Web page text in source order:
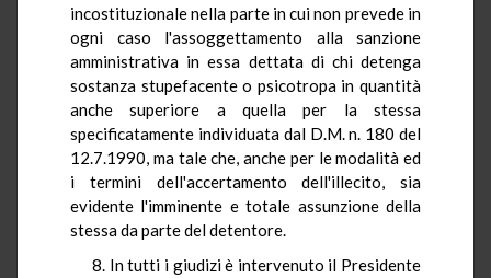
incostituzionale nella parte in cui non prevede in
ogni caso l'assoggettamento alla sanzione
amministrativa in essa dettata di chi detenga
sostanza stupefacente o psicotropa in quantità
anche superiore a quella per la stessa
specificatamente individuata dal D.M. n. 180 del
12.7.1990, ma tale che, anche per le modalità ed
i termini dell'accertamento dell'illecito, sia
evidente l'imminente e totale assunzione della
stessa da parte del detentore.
8. In tutti i giudizi è intervenuto il Presidente